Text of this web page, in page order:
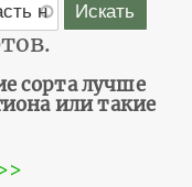
сорта лучше
или такие